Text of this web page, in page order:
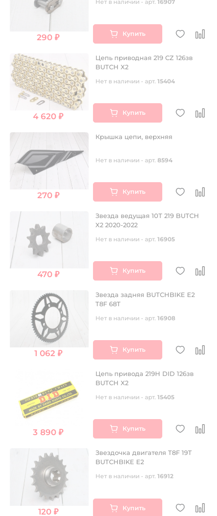
290 ₽
Нет в наличии - арт.16907
Купить
4 620 ₽
Цепь приводная 219 CZ 126зв
BUTCH X2
Нет в наличии - арт.15404
Купить
270 ₽
Крышка цепи, верхняя
Нет в наличии - арт.8594
Купить
470 ₽
Звезда ведущая 10Т 219 BUTCH
X2 2020-2022
Нет в наличии - арт.16905
Купить
1 062 ₽
Звезда задняя BUTCHBIKE E2
T8F 68T
Нет в наличии - арт.16908
Купить
3 890 ₽
Цепь привода 219H DID 126зв
BUTCH X2
Нет в наличии - арт.15405
Купить
120 ₽
Звездочка двигателя T8F 19Т
BUTCHBIKE E2
Нет в наличии - арт.16912
Купить